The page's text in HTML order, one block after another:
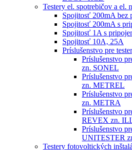
Testery el. spotrebičov a el.
Spojitosť 200mA bez
Spojitosť 200mA s
Spojitosť 1A s
Spojitosť 10A, 25A
Príslušenstvo pre
Príslušenstvo
zn. SONEL
Príslušenstvo
zn. METREL
Príslušenstvo
zn. METRA
Príslušenstvo
REVEX zn.
Príslušenstvo
UNITESTER
Testery fotovoltických